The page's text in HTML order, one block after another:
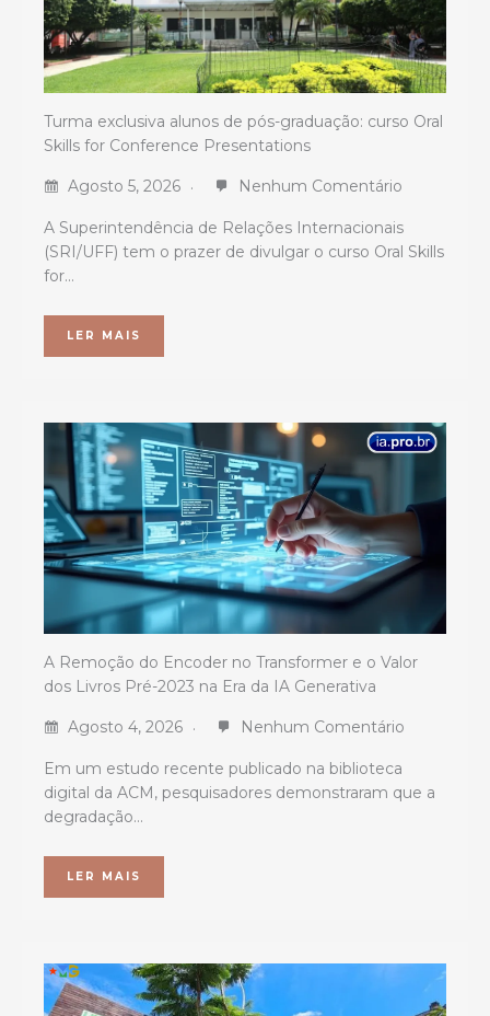
Turma exclusiva alunos de pós-graduação: curso Oral
Skills for Conference Presentations
Agosto 5, 2026 Nenhum Comentário
A Superintendência de Relações Internacionais
(SRI/UFF) tem o prazer de divulgar o curso Oral Skills
for…
LER MAIS
A Remoção do Encoder no Transformer e o Valor
dos Livros Pré-2023 na Era da IA Generativa
Agosto 4, 2026 Nenhum Comentário
Em um estudo recente publicado na biblioteca
digital da ACM, pesquisadores demonstraram que a
degradação…
LER MAIS